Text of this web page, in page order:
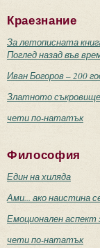
Краезнание
За летописната
Поглед назад във
Иван Богоров – 200
Златното
чети по-нататък
Философия
Един на хиляда
Ами... ако наистина
Емоционален
чети по-нататък